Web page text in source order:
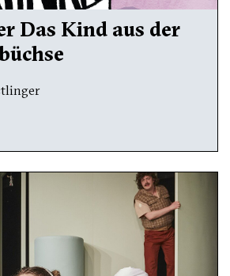
Das Kind aus der